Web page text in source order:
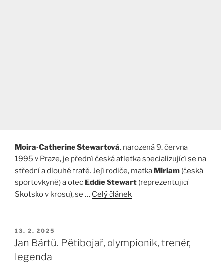
Moira-Catherine Stewartová, narozená 9. června
1995 v Praze, je přední česká atletka specializující se na
střední a dlouhé tratě. Její rodiče, matka Miriam (česká
sportovkyně) a otec Eddie Stewart (reprezentující
Skotsko v krosu), se … Celý článek
PUBLIKOVÁNO
13. 2. 2025
Jan Bártů. Pětibojař, olympionik, trenér,
legenda